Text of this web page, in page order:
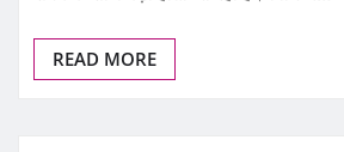
READ MORE